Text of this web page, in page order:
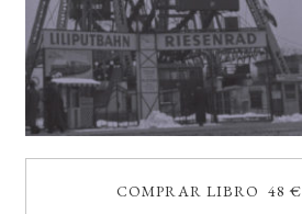
COMPRAR LIBRO 48 €